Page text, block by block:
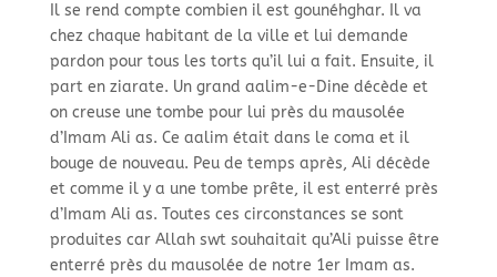
Il se rend compte combien il est gounéhghar. Il va
chez chaque habitant de la ville et lui demande
pardon pour tous les torts qu’il lui a fait. Ensuite, il
part en ziarate. Un grand aalim-e-Dine décède et
on creuse une tombe pour lui près du mausolée
d’Imam Ali as. Ce aalim était dans le coma et il
bouge de nouveau. Peu de temps après, Ali décède
et comme il y a une tombe prête, il est enterré près
d’Imam Ali as. Toutes ces circonstances se sont
produites car Allah swt souhaitait qu’Ali puisse être
enterré près du mausolée de notre 1er Imam as.